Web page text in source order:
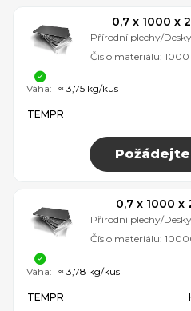
0,7 x 1000 x
Přírodní plechy/Desky
Číslo materiálu:
TEMPR
Váha: ≈ 3,75 kg/kus
0,7 x 1000 x
Přírodní plechy/Desky
Číslo materiálu:
TEMPR
Váha: ≈ 3,78 kg/kus